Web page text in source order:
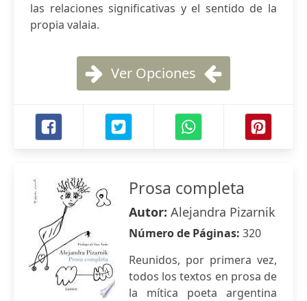
las relaciones significativas y el sentido de la
propia valaia.
Ver Opciones
Prosa completa
Autor: Alejandra Pizarnik
Número de Páginas: 320
Reunidos, por primera vez,
todos los textos en prosa de
la mítica poeta argentina